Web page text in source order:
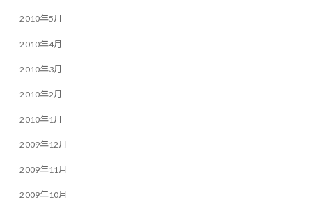
2010年5月
2010年4月
2010年3月
2010年2月
2010年1月
2009年12月
2009年11月
2009年10月